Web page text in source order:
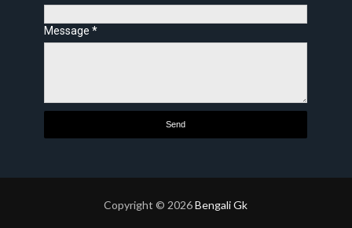
Message*
Copyright © 2026Bengali Gk